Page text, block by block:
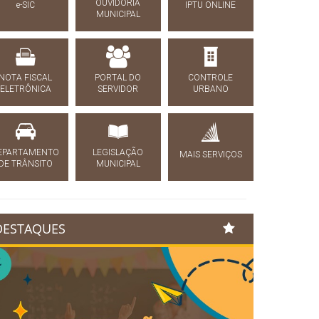
e-SIC
OUVIDORIA
MUNICIPAL
IPTU ONLINE
FISCAL
ELETRÔNICA
PORTAL DO
SERVIDOR
CONTROLE
URBANO
TRÂNSITO
LEGISLAÇÃO
MUNICIPAL
MAIS SERVIÇOS